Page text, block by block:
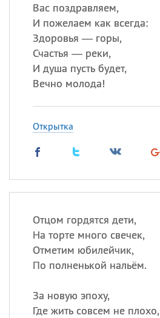
Вас поздравляем,
И пожелаем как всегда:
Здоровья — горы,
Счастья — реки,
И душа пусть будет,
Вечно молода!
Открытка
Отцом гордятся дети,
На торте много свечек,
Отметим юбилейчик,
По полненькой нальём.
За новую эпоху,
Где жить совсем не плохо,